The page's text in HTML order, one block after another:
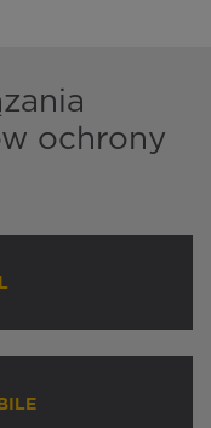
ochrony